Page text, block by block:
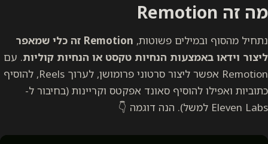
מה זה Remotion
נתחיל מהסוף ובמילים פשוטות,
Remotion זה כלי שמאפר
ליצור וידאו באמצעות הנחיות טקסט או הנחיות קוליות. עם
Remotion אפשר ליצור סרטוני פרומושן, לערוך Reels, להוסיף
כתוביות ואפילו להוסיף סאונד אפקטס וקריינות (בחיבור ל-
Eleven Labs למשל). הנה דוגמה 👇